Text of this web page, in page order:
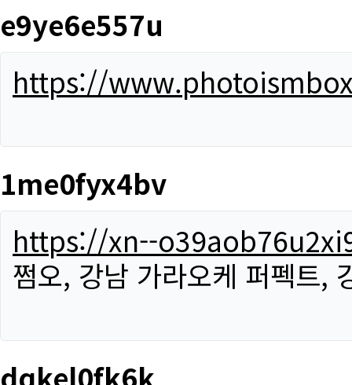
e9ye6e557u
https://
1me0fyx4bv
https://xn--
쩜오, 강남 가라오케 퍼펙트,
dqkel0fk6k